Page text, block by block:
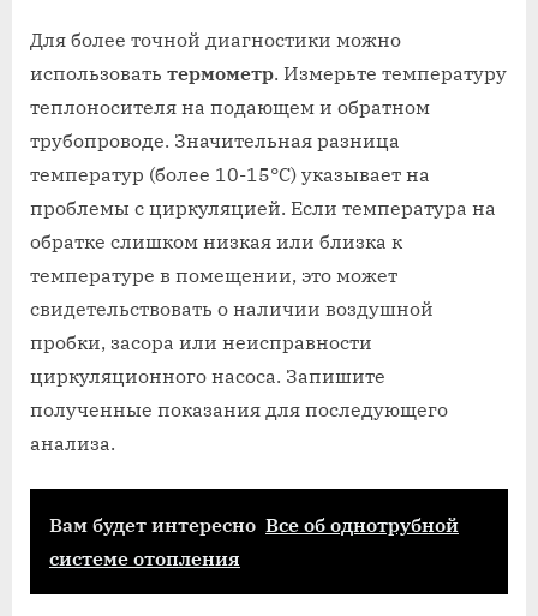
Для более точной диагностики можно
использовать термометр. Измерьте температуру
теплоносителя на подающем и обратном
трубопроводе. Значительная разница
температур (более 10-15°C) указывает на
проблемы с циркуляцией. Если температура на
обратке слишком низкая или близка к
температуре в помещении, это может
свидетельствовать о наличии воздушной
пробки, засора или неисправности
циркуляционного насоса. Запишите
полученные показания для последующего
анализа.
Вам будет интересно Все об однотрубной
системе отопления